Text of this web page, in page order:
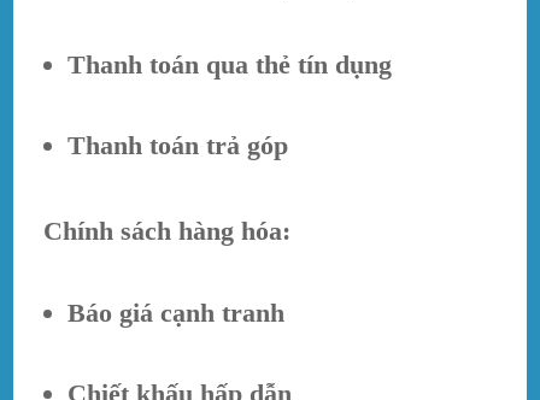
Thanh toán qua thẻ tín dụng
Thanh toán trả góp
Chính sách hàng hóa:
Báo giá cạnh tranh
Chiết khấu hấp dẫn